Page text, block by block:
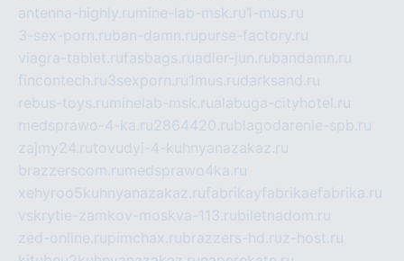
antenna-highly.ru mine-lab-msk.ru1-mus.ru
3-sex-porn.ruban-damn.rupurse-factory.ru
viagra-tablet.rufasbags.ruadler-jun.rubandamn.ru
fincontech.ru3sexporn.ru1mus.rudarksand.ru
rebus-toys.ru minelab-msk.rualabuga-cityhotel.ru
medsprawo-4-ka.ru2864420.rublagodarenie-spb.ru
zajmy24.rutovudyi-4-kuhnyanazakaz.ru
brazzerscom.ru medsprawo4ka.ru
xehyroo5kuhnyanazakaz.rufabrikayfabrikaefabrika.ru
vskrytie-zamkov-moskva-113.rubiletnadom.ru
zed-online.rupimchax.rubrazzers-hd.ruz-host.ru